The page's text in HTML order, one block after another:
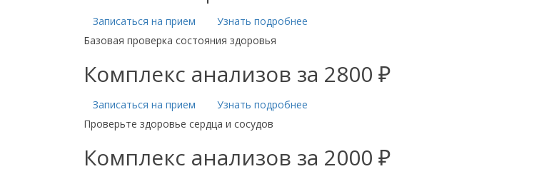
Записаться на прием
Узнать подробнее
Базовая проверка состояния здоровья
Комплекс анализов за 2800 ₽
Записаться на прием
Узнать подробнее
Проверьте здоровье сердца и сосудов
Комплекс анализов за 2000 ₽